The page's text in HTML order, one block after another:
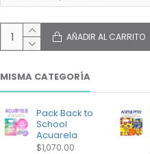
AÑADIR AL CARRITO
MISMA CATEGORÍA
Pack Back to
School
Acuarela
$1,070.00